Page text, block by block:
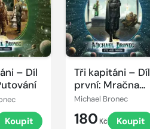
– Díl
Koupit
Tři kapitáni – Díl
první: Mračna
nad arénou
Michael Bronec
180 Kč Koupit